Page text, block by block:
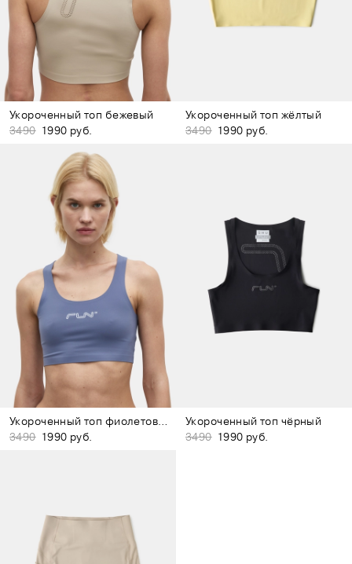
Укороченный топ бежевый
3490 1990 руб.
Укороченный топ жёлтый
3490 1990 руб.
Укороченный топ фиолетовый
3490 1990 руб.
Укороченный топ чёрный
3490 1990 руб.